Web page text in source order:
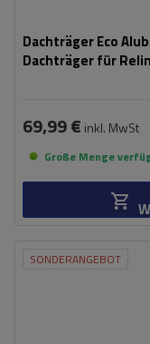
Dachträger Eco
Dachträger für
69,99 € inkl. MwSt
Große Menge
SONDERANGEBOT